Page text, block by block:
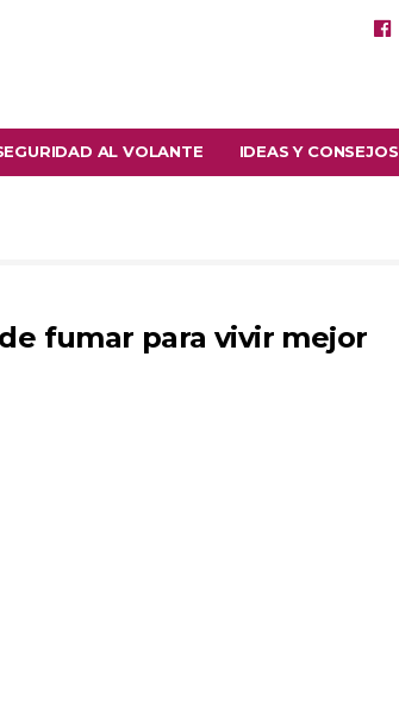
AL VOLANTE IDEAS Y CONSEJOS
fumar para vivir mejor